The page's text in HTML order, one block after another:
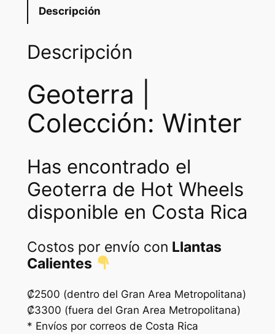
Descripción
Descripción
Geoterra |
Colección: Winter
Has encontrado el
Geoterra de Hot Wheels
disponible en Costa Rica
Costos por envío con Llantas
Calientes
₡2500 (dentro del Gran Area Metropolitana)
₡3300 (fuera del Gran Area Metropolitana)
* Envíos por correos de Costa Rica